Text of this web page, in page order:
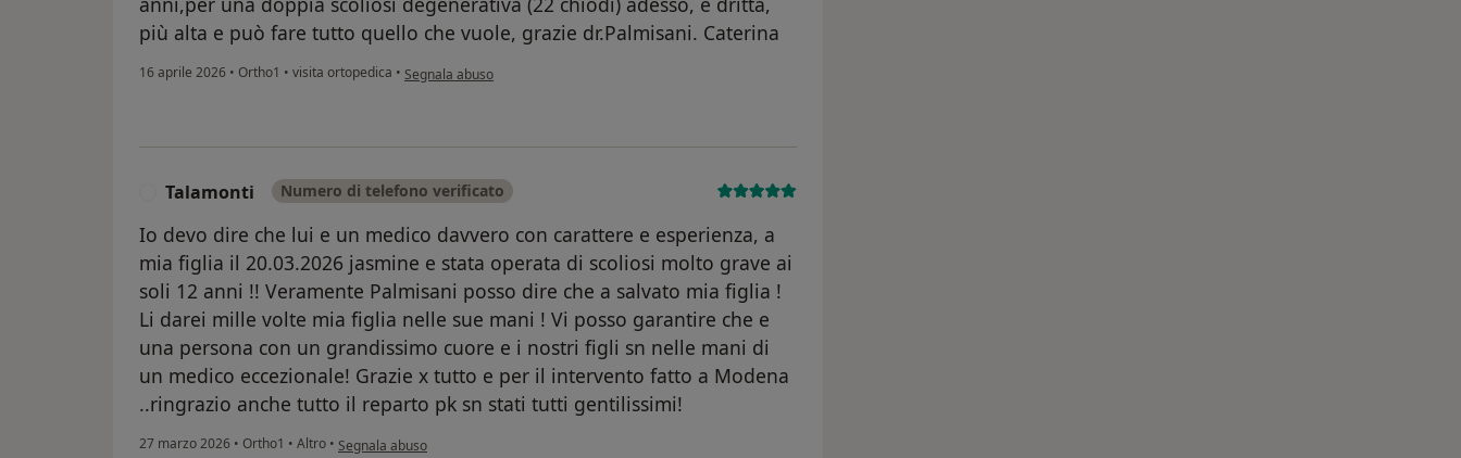
più alta e può fare tutto quello che vuole, grazie dr.Palmisani. Caterina
16 aprile 2026 • Ortho1 • visita ortopedica • secondo l'opinione dell'utente Caterina
Segnala abuso
Talamonti Numero di telefono verificato
Io devo dire che lui e un medico davvero con carattere e esperienza, a
mia figlia il 20.03.2026 jasmine e stata operata di scoliosi molto grave ai
soli 12 anni !! Veramente Palmisani posso dire che a salvato mia figlia !
Li darei mille volte mia figlia nelle sue mani ! Vi posso garantire che e
una persona con un grandissimo cuore e i nostri figli sn nelle mani di
un medico eccezionale! Grazie x tutto e per il intervento fatto a Modena
..ringrazio anche tutto il reparto pk sn stati tutti gentilissimi!
27 marzo 2026 • Ortho1 • Altro • secondo l'opinione dell'utente Talamonti
Segnala abuso